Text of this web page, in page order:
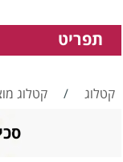
תפריט
קטלוג / קטלוג